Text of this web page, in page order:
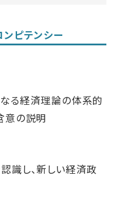
ンピテンシー
る経済理論の体系的
意の説明
識し、新しい経済政